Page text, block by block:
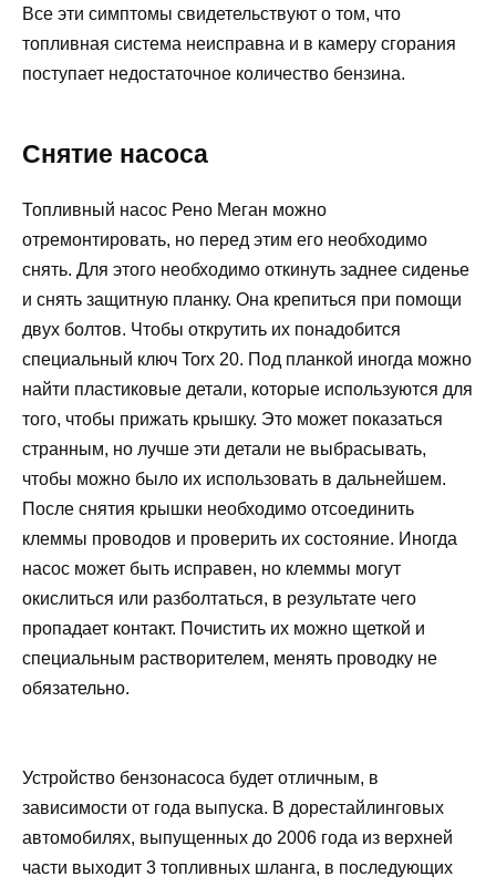
Все эти симптомы свидетельствуют о том, что
топливная система неисправна и в камеру сгорания
поступает недостаточное количество бензина.
Снятие насоса
Топливный насос Рено Меган можно
отремонтировать, но перед этим его необходимо
снять. Для этого необходимо откинуть заднее сиденье
и снять защитную планку. Она крепиться при помощи
двух болтов. Чтобы открутить их понадобится
специальный ключ Torx 20. Под планкой иногда можно
найти пластиковые детали, которые используются для
того, чтобы прижать крышку. Это может показаться
странным, но лучше эти детали не выбрасывать,
чтобы можно было их использовать в дальнейшем.
После снятия крышки необходимо отсоединить
клеммы проводов и проверить их состояние. Иногда
насос может быть исправен, но клеммы могут
окислиться или разболтаться, в результате чего
пропадает контакт. Почистить их можно щеткой и
специальным растворителем, менять проводку не
обязательно.
Устройство бензонасоса будет отличным, в
зависимости от года выпуска. В дорестайлинговых
автомобилях, выпущенных до 2006 года из верхней
части выходит 3 топливных шланга, в последующих